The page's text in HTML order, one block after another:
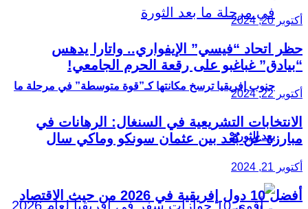
جنوب إفريقيا ترسخ مكانتها كـ”قوة متوسطة” في مرحلة ما
بعد الثورة
أكتوبر 20, 2024
حظر اتحاد “فيسي” الإيفواري.. واتارا يدهس
“بيادق” غباغبو على رقعة الحرم الجامعي!
أكتوبر 22, 2024
الانتخابات التشريعية في السنغال: الرهانات في
مبارزة عن بُعْد بين عثمان سونكو وماكي سال
أكتوبر 21, 2024
أفضل 10 دول إفريقية في 2026 من حيث الاقتصاد